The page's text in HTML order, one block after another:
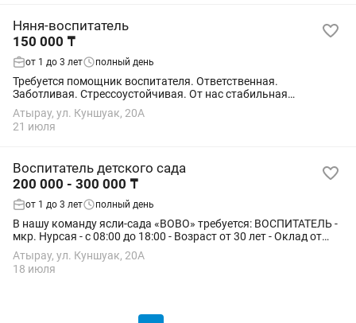
Няня-воспитатель
150 000 ₸
от 1 до 3 лет полный день
Требуется помощник воспитателя. Ответственная.
Заботливая. Стрессоустойчивая. От нас стабильная
заработная плата. Здоровый коллектив, поддержка от
руководства.
Атырау, ул. Куншуак, 20А
21 июля
Воспитатель детского сада
200 000 - 300 000 ₸
от 1 до 3 лет полный день
В нашу команду ясли-сада «ВОВО» требуется: ВОСПИТАТЕЛЬ -
мкр. Нурсая - с 08:00 до 18:00 - Возраст от 30 лет - Оклад от
Атырау, ул. Куншуак, 20А
18 июля